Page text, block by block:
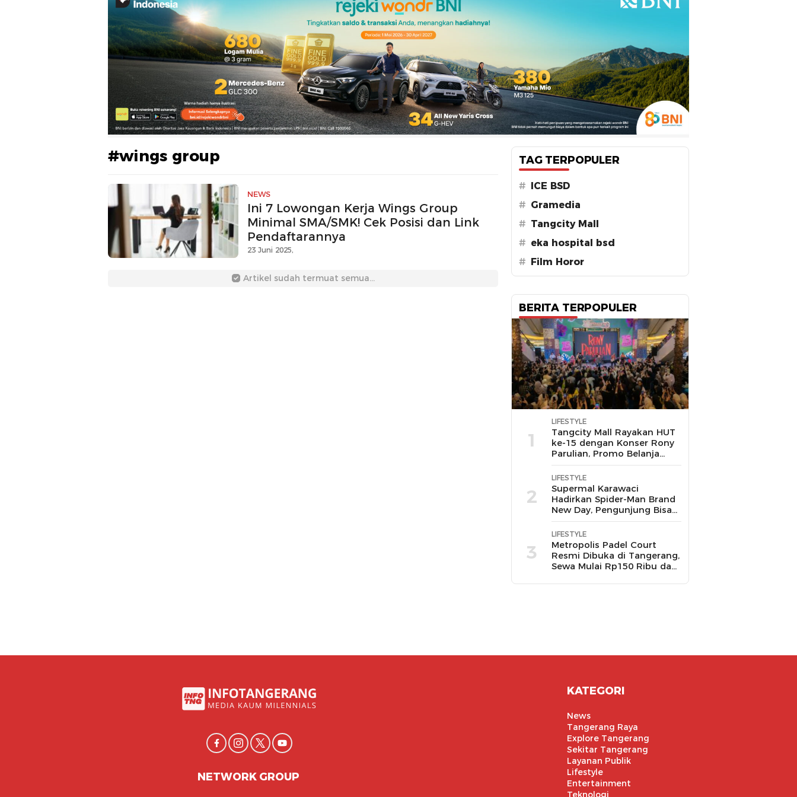
#wings group
NEWS
Ini 7 Lowongan Kerja Wings Group
Minimal SMA/SMK! Cek Posisi dan Link
Pendaftarannya
23 Juni 2025,
Artikel sudah termuat semua...
TAG TERPOPULER
# ICE BSD
# Gramedia
# Tangcity Mall
# eka hospital bsd
# Film Horor
BERITA TERPOPULER
1
LIFESTYLE
Tangcity Mall Rayakan HUT
ke-15 dengan Konser Rony
Parulian, Promo Belanja
hingga Festival Komunitas
2
LIFESTYLE
Supermal Karawaci
Hadirkan Spider-Man Brand
New Day, Pengunjung Bisa
Main, Bertemu Spider-Man
Langsung
3
LIFESTYLE
Metropolis Padel Court
Resmi Dibuka di Tangerang,
Sewa Mulai Rp150 Ribu dan
Padel
NETWORK GROUP
KATEGORI
News
Tangerang Raya
Explore Tangerang
Sekitar Tangerang
Layanan Publik
Lifestyle
Entertainment
Teknologi